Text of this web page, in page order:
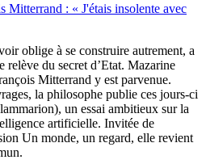
Mitterrand : « J'étais insolente avec
oblige à se construire autrement, a
du secret d’Etat. Mazarine
Mitterrand y est parvenue.
la philosophe publie ces jours-ci
un essai ambitieux sur la
artificielle. Invitée de
Un monde, un regard, elle revient